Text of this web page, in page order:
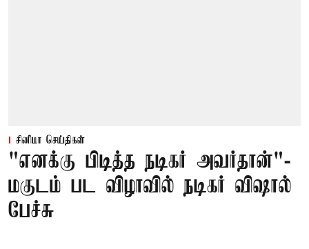
சினிமா செய்திகள்
"எனக்கு பிடித்த நடிகர் அவர்தான்"-
மகுடம் பட விழாவில் நடிகர் விஷால்
பேச்சு